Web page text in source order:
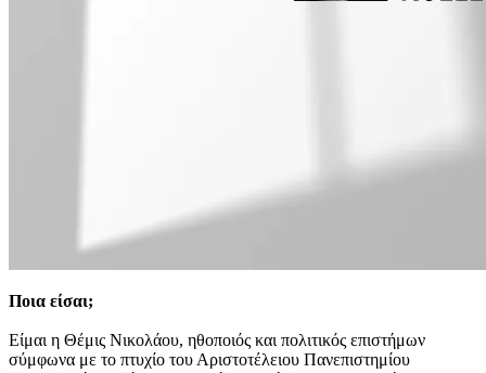
Ποια είσαι;
Είμαι η Θέμις Νικολάου, ηθοποιός και πολιτικός επιστήμων
σύμφωνα με το πτυχίο του Αριστοτέλειου Πανεπιστημίου